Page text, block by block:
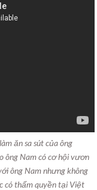
ăn sa sút của ông
ông Nam có cơ hội vươn
ông Nam nhưng không
có thẩm quyền tại Việt